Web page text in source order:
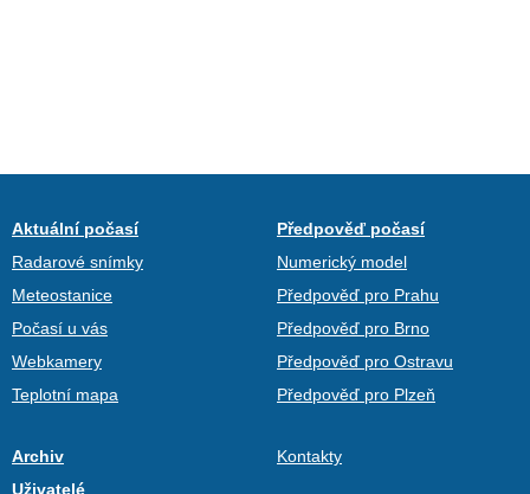
Aktuální počasí
Radarové snímky
Meteostanice
Počasí u vás
Webkamery
Teplotní mapa
Předpověď počasí
Numerický model
Předpověď pro Prahu
Předpověď pro Brno
Předpověď pro Ostravu
Předpověď pro Plzeň
Archiv
Uživatelé
Kontakty